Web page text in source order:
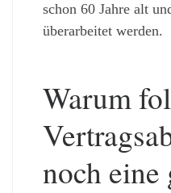
schon 60 Jahre alt
überarbeitet werden.
Warum
noch eine